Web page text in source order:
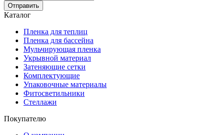
Отправить
Каталог
Пленка для теплиц
Пленка для бассейна
Мульчирующая пленка
Укрывной материал
Затеняющие сетки
Комплектующие
Упаковочные материалы
Фитосветильники
Стеллажи
Покупателю